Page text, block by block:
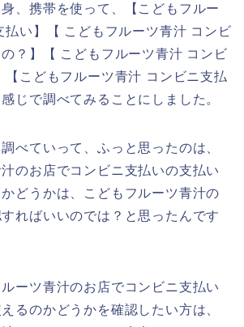
、携帯を使って、【こどもフルー
払い】【 こどもフルーツ青汁 コンビ
？】【 こどもフルーツ青汁 コンビ
【こどもフルーツ青汁 コンビニ支払
じで調べてみることにしました。
べていって、ふっと思ったのは、
のお店でコンビニ支払いの支払い
どうかは、こどもフルーツ青汁の
ればいいのでは？と思ったんです
ーツ青汁のお店でコンビニ支払い
るのかどうかを確認したい方は、